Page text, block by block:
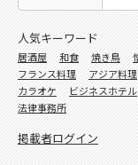
人気キーワード
居酒屋 和食 焼き鳥
フランス料理
アジア料理
カラオケ
ビジネスホテル
法律事務所
掲載者ログイン